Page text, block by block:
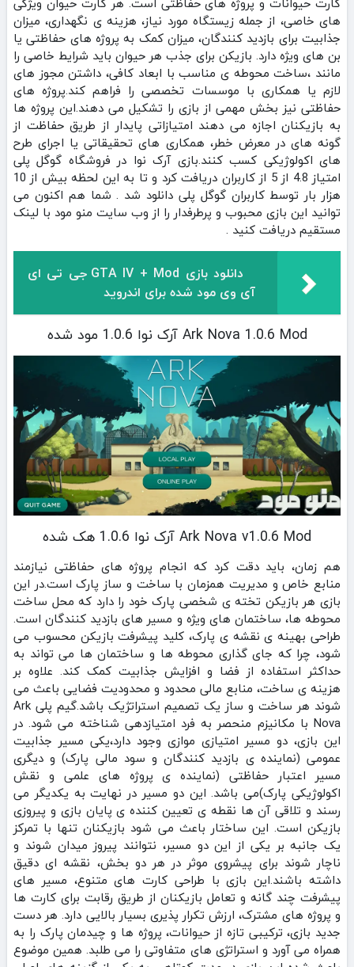
های خاصی، از جمله زیستگاه مورد نیاز، هزینه‌ ی نگهداری، میزان
جذابیت برای بازدید کنندگان، میزان کمک به پروژه‌ های حفاظتی یا
بن‌ های ویژه دارد. بازیکن برای جذب هر حیوان باید شرایط خاصی را
مانند ،ساخت محوطه‌ ی مناسب با ابعاد کافی، داشتن مجوز های
لازم یا همکاری با موسسات تخصصی را فراهم کند.پروژه‌ های
حفاظتی نیز بخش مهمی از بازی را تشکیل می‌ دهند.این پروژه‌ ها
به بازیکنان اجازه می‌ دهند امتیازاتی پایدار از طریق حفاظت از
گونه‌ های در معرض خطر، همکاری‌ های تحقیقاتی یا اجرای طرح‌
های اکولوژیکی کسب کنند.بازی آرک نوا در فروشگاه گوگل پلی
امتیاز 4.8 از 5 از کاربران دریافت کرد و تا به این لحظه بیش از 10
هزار بار توسط کاربران گوگل پلی دانلود شد . شما هم اکنون می
توانید این بازی محبوب و پرطرفدار را از وب سایت منو مود با لینک
مستقیم دریافت کنید .
دانلود بازی GTA IV + Mod جی تی ای
آی وی مود شده برای اندروید
Ark Nova 1.0.6 Mod آرک نوا 1.0.6 مود شده
Ark Nova v1.0.6 Mod آرک نوا 1.0.6 هک شده
هم‌ زمان، باید دقت کرد که انجام پروژه‌ های حفاظتی نیازمند
منابع خاص و مدیریت همزمان با ساخت و ساز پارک است.در این
بازی هر بازیکن تخته‌ ی شخصی پارک خود را دارد که محل ساخت
محوطه‌ ها، ساختمان‌ های ویژه و مسیر های بازدید کنندگان است.
طراحی بهینه‌ ی نقشه‌ ی پارک، کلید پیشرفت بازیکن محسوب می‌
شود، چرا که جای‌ گذاری محوطه‌ ها و ساختمان‌ ها می‌ تواند به
حداکثر استفاده از فضا و افزایش جذابیت کمک کند. علاوه بر
هزینه‌ ی ساخت، منابع مالی محدود و محدودیت فضایی باعث می‌
شوند هر ساخت‌ و ساز یک تصمیم استراتژیک باشد.گیم‌ پلی Ark
Nova با مکانیزم منحصر به‌ فرد امتیازدهی شناخته می‌ شود. در
این بازی، دو مسیر امتیازی موازی وجود دارد،یکی مسیر جذابیت
عمومی (نماینده‌ ی بازدید کنندگان و سود مالی پارک) و دیگری
مسیر اعتبار حفاظتی (نماینده‌ ی پروژه‌ های علمی و نقش
اکولوژیکی پارک)می باشد. این دو مسیر در نهایت به یکدیگر می‌
رسند و تلاقی آن‌ ها نقطه‌ ی تعیین‌ کننده‌ ی پایان بازی و پیروزی
بازیکن است. این ساختار باعث می‌ شود بازیکنان تنها با تمرکز
یک‌ جانبه بر یکی از این دو مسیر، نتوانند پیروز میدان شوند و
ناچار شوند برای پیشروی موثر در هر دو بخش، نقشه‌ ای دقیق
داشته باشند.این بازی با طراحی کارت‌ های متنوع، مسیر های
پیشرفت چند گانه و تعامل بازیکنان از طریق رقابت برای کارت‌ ها
و پروژه‌ های مشترک، ارزش تکرار پذیری بسیار بالایی دارد. هر دست
جدید بازی، ترکیبی تازه از حیوانات، پروژه‌ ها و چیدمان پارک را به
همراه می‌ آورد و استراتژی‌ های متفاوتی را می‌ طلبد. همین موضوع